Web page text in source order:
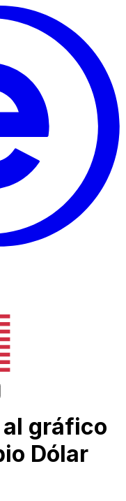
gráfico
Dólar